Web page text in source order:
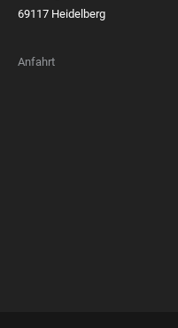
69117 Heidelberg
Anfahrt